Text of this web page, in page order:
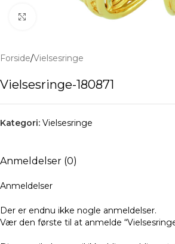
Klik for at forstørre
Forside/Vielsesringe
Vielsesringe-180871
Kategori: Vielsesringe
Anmeldelser (0)
Anmeldelser
Der er endnu ikke nogle anmeldelser.
Vær den første til at anmelde